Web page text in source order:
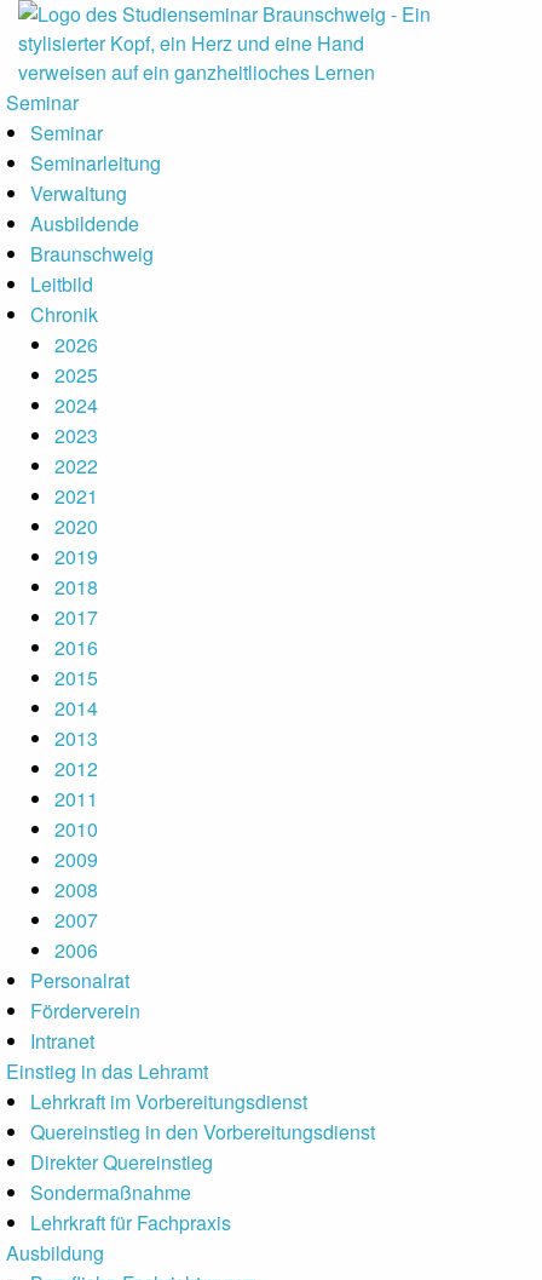
Seminar
Seminar
Seminarleitung
Verwaltung
Ausbildende
Braunschweig
Leitbild
Chronik
2026
2025
2024
2023
2022
2021
2020
2019
2018
2017
2016
2015
2014
2013
2012
2011
2010
2009
2008
2007
2006
Personalrat
Förderverein
Intranet
Einstieg in das Lehramt
Lehrkraft im Vorbereitungsdienst
Quereinstieg in den Vorbereitungsdienst
Direkter Quereinstieg
Sondermaßnahme
Lehrkraft für Fachpraxis
Ausbildung